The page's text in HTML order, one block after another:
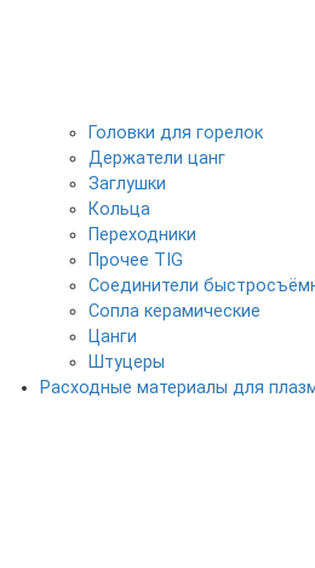
Головки для горелок
Держатели цанг
Заглушки
Кольца
Переходники
Прочее TIG
Соединители
Сопла керамические
Цанги
Штуцеры
Расходные материалы для